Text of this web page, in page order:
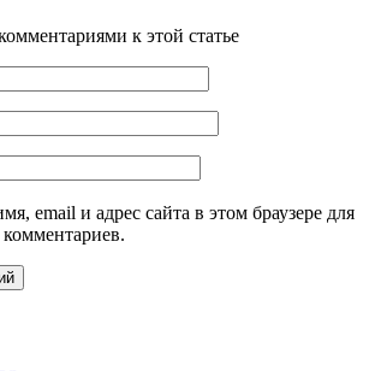
к этой статье
email и адрес сайта в этом браузере для